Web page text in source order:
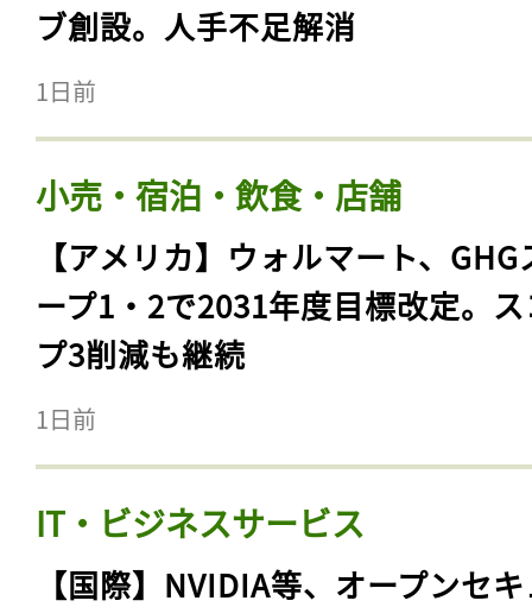
ブ創設。人手不足解消
1日前
小売・宿泊・飲食・店舗
【アメリカ】ウォルマート、GHG
ープ1・2で2031年度目標改定。
プ3削減も継続
1日前
IT・ビジネスサービス
【国際】NVIDIA等、オープンセ